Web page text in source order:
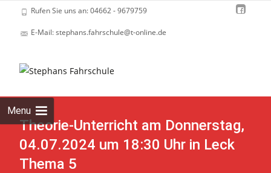
Rufen Sie uns an: 04662 - 9679759
E-Mail: stephans.fahrschule@t-online.de
Menu
Theorie-Unterricht am Donnerstag,
04.07.2024 um 18:30 Uhr in Leck
Thema 5